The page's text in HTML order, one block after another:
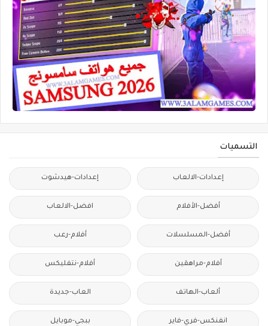
التسميات
إعدادات-الالعاب إعدادات-هيدشوت
أفضل-الأفلام افضل-الالعاب
أفضل-المسلسلات أفلام-رعب
أفلام-مراهقين أفلام-نتفليكس
ألعاب-الهاتف العاب-جديدة
انفنكس-فري-فاير ببجي-موبايل